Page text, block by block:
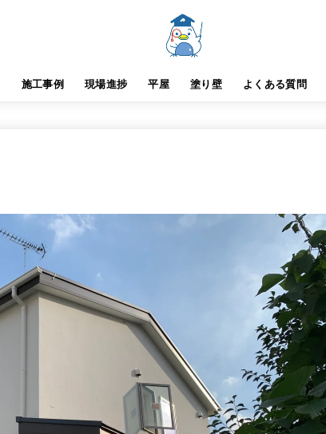
施工事例 現場進捗 平屋 塗り壁 よくある質問